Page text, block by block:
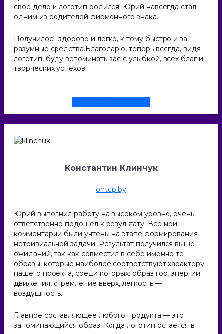
свое дело и логотип родился. Юрий навсегда стал
одним из родителей фирменного знака.
Получилось здорово и легко, к тому быстро и за
разумные средства.Благодарю, теперь всегда, видя
логотип, буду вспоминать вас с улыбкой, всех благ и
творческих успехов!
Константин Клинчук
ontop.by
Юрий выполнил работу на высоком уровне, очень
ответственно подошел к результату. Все мои
комментарии были учтены на этапе формирования
нетривиальной задачи. Результат получился выше
ожиданий, так как совместил в себе именно те
образы, которые наиболее соответствуют характеру
нашего проекта, среди которых: образ гор, энергии
движения, стремление вверх, легкость —
воздушность.
Главное составляющее любого продукта — это
запоминающийся образ. Когда логотип остается в